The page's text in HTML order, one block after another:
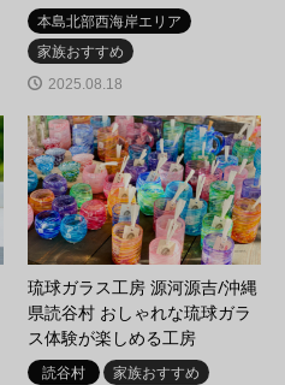
本島北部西海岸エリア
家族おすすめ
2025.08.18
琉球ガラス工房 源河源吉/沖縄
県読谷村 おしゃれな琉球ガラ
ス体験が楽しめる工房
読谷村 家族おすすめ